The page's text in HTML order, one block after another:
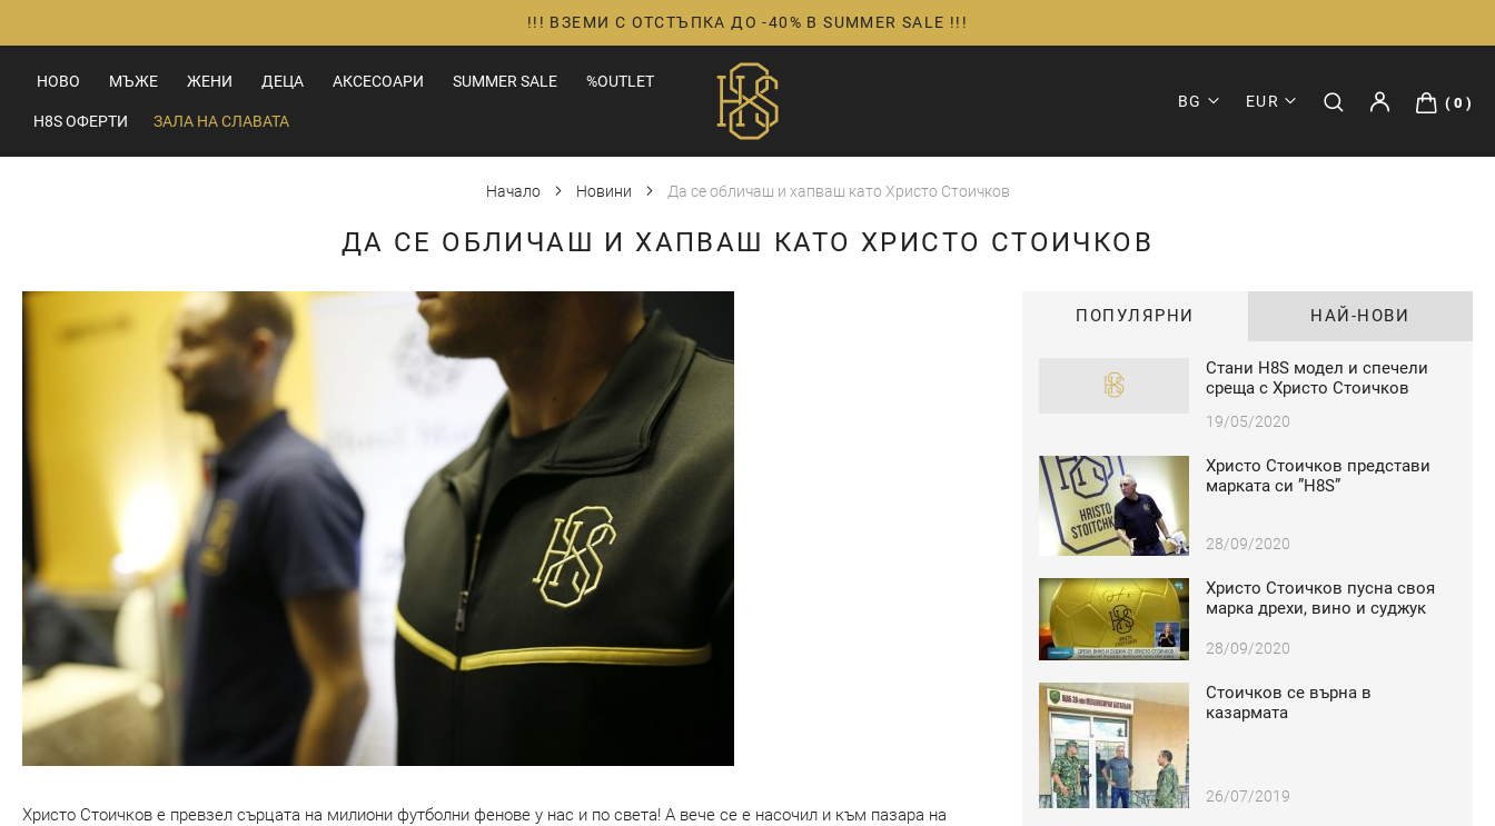
към
съдържанието
!!! ВЗЕМИ С ОТСТЪПКА ДО -40% В SUMMER SALE !!!
НОВО МЪЖЕ ЖЕНИ ДЕЦА АКСЕСОАРИ SUMMER SALE %OUTLET
H8S ОФЕРТИ ЗАЛА НА СЛАВАТА
BG EUR 0
Начало Новини Да се обличаш и хапваш като Христо Стоичков
ДА СЕ ОБЛИЧАШ И ХАПВАШ КАТО ХРИСТО СТОИЧКОВ
Христо Стоичков е превзел сърцата на милиони футболни фенове у нас и по света! А вече се е насочил и към пазара на
ПОПУЛЯРНИ
Стани H8S модел и спечели
среща с Христо Стоичков
19/05/2020
Христо Стоичков представи
марката си ”H8S”
28/09/2020
Христо Стоичков пусна своя
марка дрехи, вино и суджук
28/09/2020
Стоичков се върна в
казармата
26/07/2019
НАЙ-НОВИ